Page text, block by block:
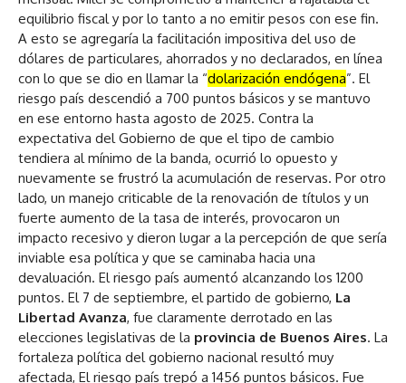
equilibrio fiscal y por lo tanto a no emitir pesos con ese fin.
A esto se agregaría la facilitación impositiva del uso de
dólares de particulares, ahorrados y no declarados, en línea
con lo que se dio en llamar la “dolarización endógena”. El
riesgo país descendió a 700 puntos básicos y se mantuvo
en ese entorno hasta agosto de 2025. Contra la
expectativa del Gobierno de que el tipo de cambio
tendiera al mínimo de la banda, ocurrió lo opuesto y
nuevamente se frustró la acumulación de reservas. Por otro
lado, un manejo criticable de la renovación de títulos y un
fuerte aumento de la tasa de interés, provocaron un
impacto recesivo y dieron lugar a la percepción de que sería
inviable esa política y que se caminaba hacia una
devaluación. El riesgo país aumentó alcanzando los 1200
puntos. El 7 de septiembre, el partido de gobierno, La
Libertad Avanza, fue claramente derrotado en las
elecciones legislativas de la provincia de Buenos Aires. La
fortaleza política del gobierno nacional resultó muy
afectada, El riesgo país trepó a 1456 puntos básicos. Fue